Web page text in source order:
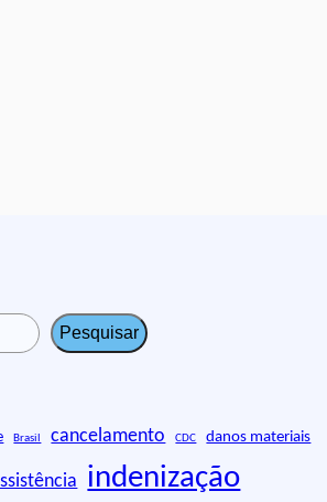
Pesquisar
Brasil cancelamento CDC danos materiais
indenização